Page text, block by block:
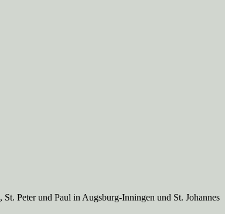
Peter und Paul in Augsburg-Inningen und St. Johannes